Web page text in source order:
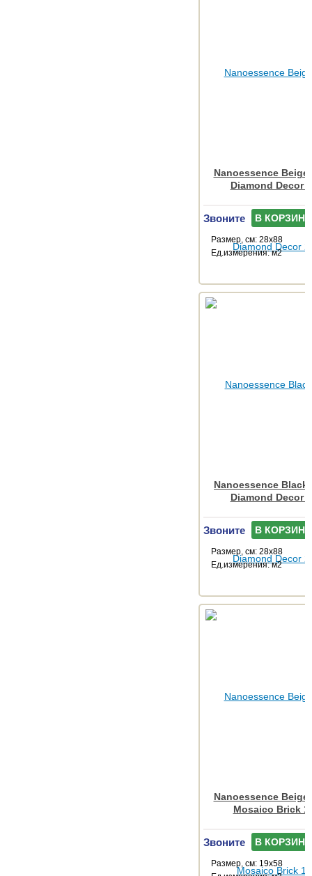
Nanoessence Beige
Diamond Decor
Звоните В КОРЗИНУ
Размер, см: 28x88
Ед.измерения: м2
Nanoessence Black
Diamond Decor
Звоните В КОРЗИНУ
Размер, см: 28x88
Ед.измерения: м2
Nanoessence Beige
Mosaico Brick
Звоните В КОРЗИНУ
Размер, см: 19x58